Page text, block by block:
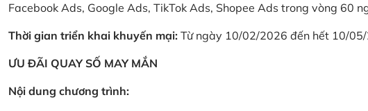
Facebook Ads, Google Ads, TikTok Ads, Shopee Ads trong vòng 60
Thời gian triển khai khuyến mại: Từ ngày 10/02/2026 đến hết 10/
ƯU ĐÃI QUAY SỐ MAY MẮN
Nội dung chương trình: